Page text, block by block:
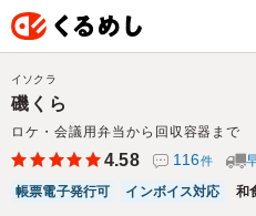
磯くら
ロケ・会議用弁当から回収容器まで
イソクラ
4.58 116件
帳票電子発行可
インボイス対応 和